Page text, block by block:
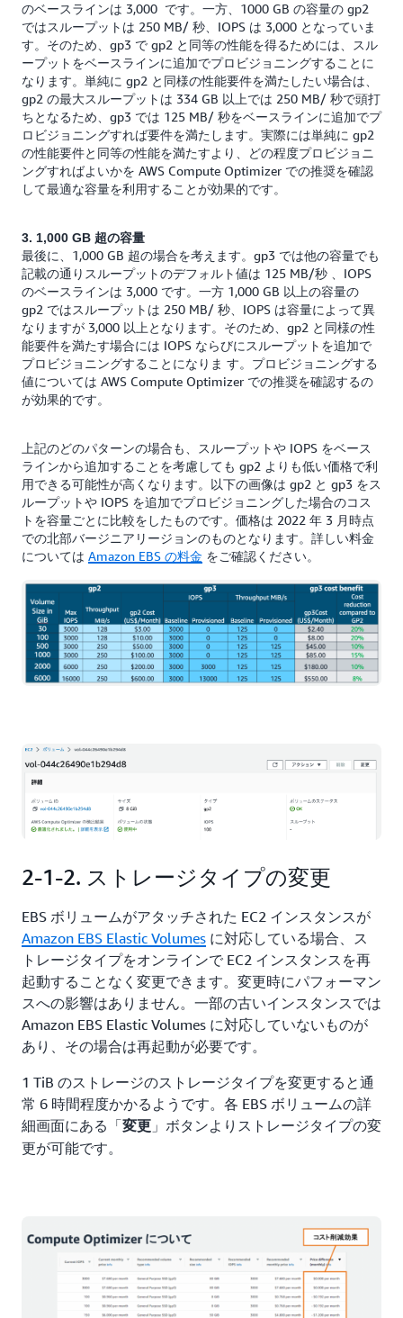
のベースラインは 3,000 です。一方、1000 GB の容量の gp2
ではスループットは 250 MB/ 秒、IOPS は 3,000 となっていま
す。そのため、gp3 で gp2 と同等の性能を得るためには、スル
ープットをベースラインに追加でプロビジョニングすることに
なります。単純に gp2 と同様の性能要件を満たしたい場合は、
gp2 の最大スループットは 334 GB 以上では 250 MB/ 秒で頭打
ちとなるため、gp3 では 125 MB/ 秒をベースラインに追加でプ
ロビジョニングすれば要件を満たします。実際には単純に gp2
の性能要件と同等の性能を満たすより、どの程度プロビジョニ
ングすればよいかを AWS Compute Optimizer での推奨を確認
して最適な容量を利用することが効果的です。
3. 1,000 GB 超の容量
最後に、1,000 GB 超の場合を考えます。gp3 では他の容量でも
記載の通りスループットのデフォルト値は 125 MB/秒 、IOPS
のベースラインは 3,000 です。一方 1,000 GB 以上の容量の
gp2 ではスループットは 250 MB/ 秒、IOPS は容量によって異
なりますが 3,000 以上となります。そのため、gp2 と同様の性
能要件を満たす場合には IOPS ならびにスループットを追加で
プロビジョニングすることになりま す。プロビジョニングする
値については AWS Compute Optimizer での推奨を確認するの
が効果的です。
上記のどのパターンの場合も、スループットや IOPS をベース
ラインから追加することを考慮しても gp2 よりも低い価格で利
用できる可能性が高くなります。以下の画像は gp2 と gp3 をス
ループットや IOPS を追加でプロビジョニングした場合のコス
トを容量ごとに比較をしたものです。価格は 2022 年 3 月時点
での北部バージニアリージョンのものとなります。詳しい料金
については Amazon EBS の料金 をご確認ください。
2-1-2. ストレージタイプの変更
EBS ボリュームがアタッチされた EC2 インスタンスが
Amazon EBS Elastic Volumes に対応している場合、ス
トレージタイプをオンラインで EC2 インスタンスを再
起動することなく変更できます。変更時にパフォーマン
スへの影響はありません。一部の古いインスタンスでは
Amazon EBS Elastic Volumes に対応していないものが
あり、その場合は再起動が必要です。
1 TiB のストレージのストレージタイプを変更すると通
常 6 時間程度かかるようです。各 EBS ボリュームの詳
細画面にある「変更 」ボタンよりストレージタイプの変
更が可能です。